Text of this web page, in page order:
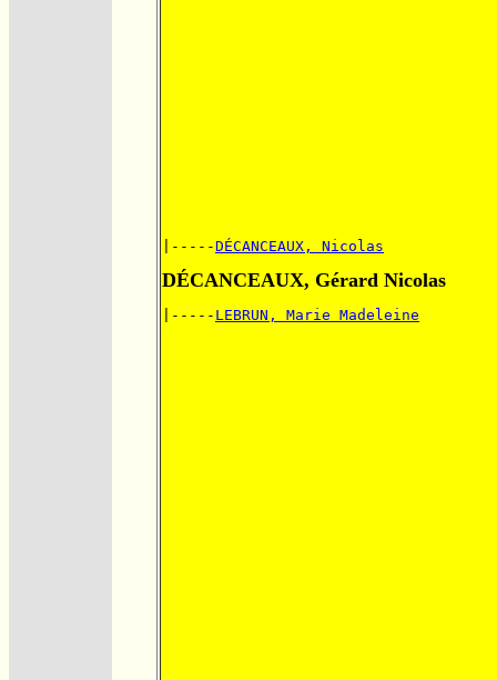
|-----DÉCANCEAUX, Nicolas
DÉCANCEAUX, Gérard Nicolas
|----- LEBRUN, Marie Madeleine